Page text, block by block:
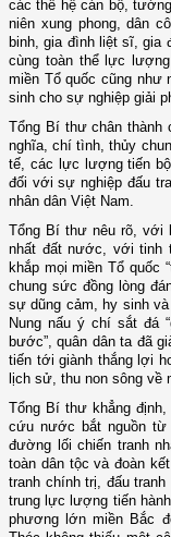
các thế hệ cán bộ,
niên xung phong, dân
binh, gia đình liệt sĩ, gia
cùng toàn thể lực
miền Tổ quốc cũng
sinh cho sự nghiệp giải
Tổng Bí thư chân
nghĩa, chí tình, thủy
tế, các lực lượng tiến
đối với sự nghiệp đấu
nhân dân Việt Nam.
Tổng Bí thư nêu rõ, với
nhất đất nước, với tinh
khắp mọi miền Tổ quốc
chung sức đồng lòng
sự dũng cảm, hy sinh
Nung nấu ý chí sắt đá
bước”, quân dân ta đã
tiến tới giành thắng lợi
lịch sử, thu non sông về
Tổng Bí thư khẳng
cứu nước bắt nguồn từ
đường lối chiến tranh
toàn dân tộc và đoàn
tranh chính trị, đấu
trung lực lượng tiến
phương lớn miền Bắc